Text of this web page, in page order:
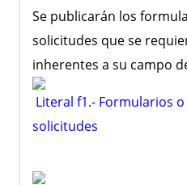
Se publicarán los
solicitudes que se
inherentes a su campo
Literal f1.- Formularios
solicitudes